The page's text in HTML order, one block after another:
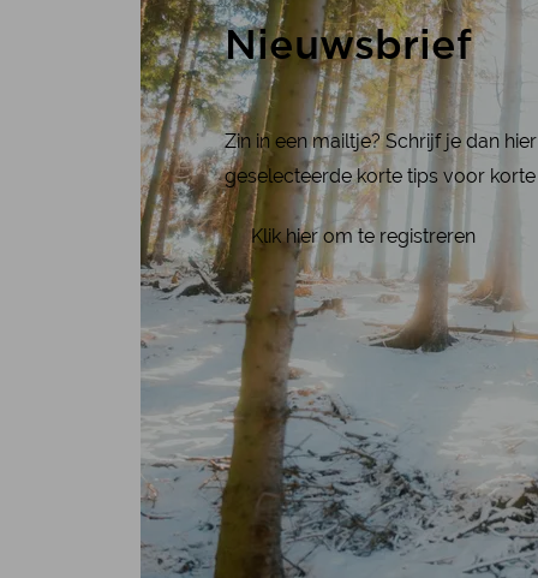
Nieuwsbrief
Zin in een mailtje? Schrijf je dan
geselecteerde korte tips voor
Klik hier om te registreren